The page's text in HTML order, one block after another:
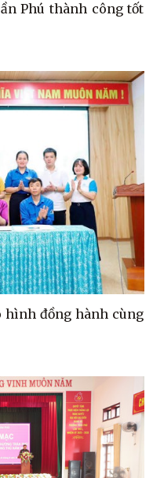
Phú thành công tốt
hình đồng hành cùng